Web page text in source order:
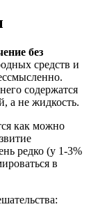
без
средств и
содержатся
а не жидкость.
как можно
редко (у 1-3%
в